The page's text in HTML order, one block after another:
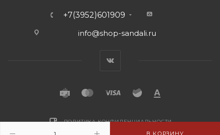
В КОРЗИНУ
+7(3952)601909
info@shop-sandali.ru
ПОЛИТИКА КОНФИДЕНЦИАЛЬНОСТИ